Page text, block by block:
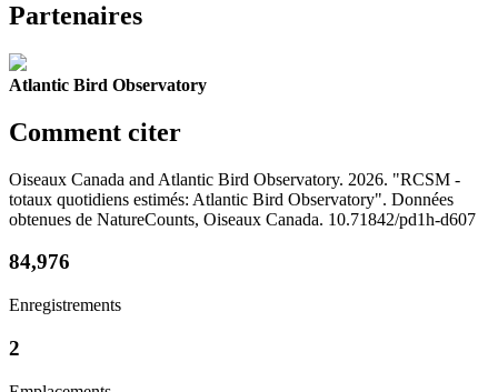
Partenaires
Atlantic Bird Observatory
Comment citer
Oiseaux Canada and Atlantic Bird Observatory. 2026. "RCSM -
totaux quotidiens estimés: Atlantic Bird Observatory". Données
obtenues de NatureCounts, Oiseaux Canada. 10.71842/pd1h-d607
84,976
Enregistrements
2